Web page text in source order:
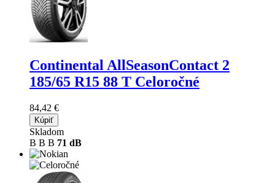
Continental AllSeasonContact 2
185/65 R15 88 T Celoročné
84,42 €
Kúpiť
Skladom
B B B 71 dB